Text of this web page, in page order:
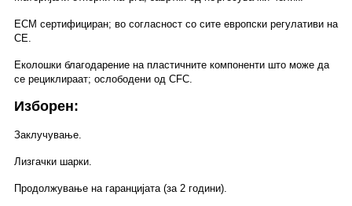
ECM сертифициран; во согласност со сите европски регулативи на
СЕ.
Еколошки благодарение на пластичните компоненти што може да
се рециклираат; ослободени од CFC.
Изборен:
Заклучување.
Лизгачки шарки.
Продолжување на гаранцијата (за 2 години).